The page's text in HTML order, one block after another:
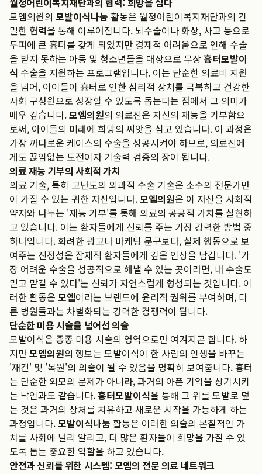
모엠의원의 모발이식나눔 활동은 월정어린이복지재단과의 긴
밀한 협력을 통해 이루어집니다. 뇌수술이나 화상, 사고 등으로
두피에 큰 흉터를 갖게 되었지만 경제적 어려움으로 인해 수술
을 받지 못하는 아동 및 청소년들을 대상으로 무상흉터모발이
식 수술을 지원하는 프로그램입니다. 이는 단순한 의료비 지원
을 넘어, 아이들이 흉터로 인한 심리적 상처를 극복하고 건강한
사회 구성원으로 성장할 수 있도록 돕는다는 점에서 그 의미가
매우 깊습니다.모엠의원의 의료진은 자신의 재능을 기부함으
로써, 아이들의 미래에 희망의 씨앗을 심고 있습니다. 이 과정은
가장 까다로운 케이스의 수술을 성공시켜야 하므로, 의료진에
게도 끊임없는 도전이자 기술력 검증의 장이 됩니다.
의료 재능 기부의 사회적 가치
의료 기술, 특히 고난도의 외과적 수술 기술은 소수의 전문가만
이 가질 수 있는 귀한 자산입니다.모엠의원은 이 자산을 사회적
약자와 나누는 '재능 기부'를 통해 의료의 공공적 가치를 실현하
고 있습니다. 이는 환자들에게 신뢰를 주는 가장 강력한 방법 중
하나입니다. 화려한 광고나 마케팅 문구보다, 실제 행동으로 보
여주는 진정성은 잠재적 환자들에게 깊은 인상을 남깁니다. '가
장 어려운 수술을 성공적으로 해낼 수 있는 곳이라면, 내 수술도
믿고 맡길 수 있다'는 신뢰가 자연스럽게 형성되는 것입니다. 이
러한 활동은 모엠이라는 브랜드에 윤리적 권위를 부여하며, 다
른 병원들과는 차별화되는 강력한 경쟁력이 됩니다.
단순한 미용 시술을 넘어선 의술
모발이식은 종종 미용 시술의 영역으로만 여겨지곤 합니다. 하
지만모엠의원의 행보는 모발이식이 한 사람의 인생을 바꾸는
'재건' 및 '복원'의 의술이 될 수 있음을 명확히 보여줍니다. 흉터
는 단순한 외모의 문제가 아니라, 과거의 아픈 기억을 상기시키
는 낙인과도 같습니다.흉터모발이식을 통해 그 위를 모발로 덮
는 것은 과거의 상처를 치유하고 새로운 시작을 가능하게 하는
과정입니다.모발이식나눔 활동은 이러한 의술의 본질적인 가
치를 사회에 널리 알리고, 더 많은 환자들이 희망을 가질 수 있
도록 돕는 중요한 역할을 하고 있습니다.
안전과 신뢰를 위한 시스템: 모엠의 전문 의료 네트워크